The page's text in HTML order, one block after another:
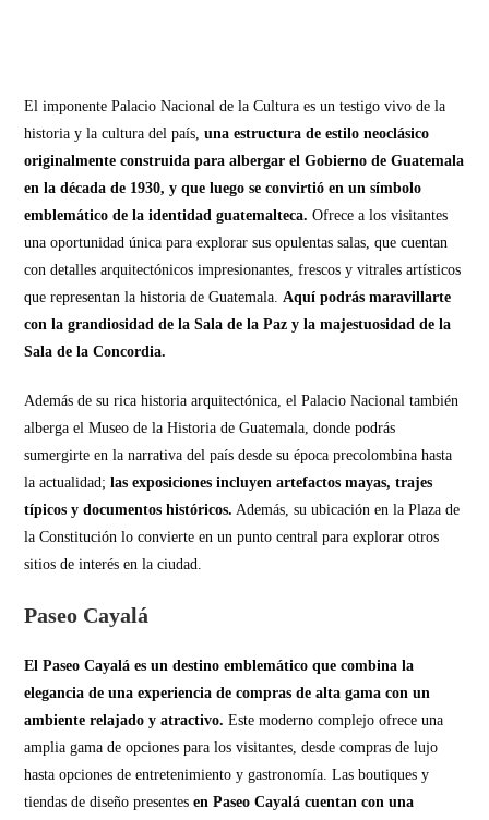
El imponente Palacio Nacional de la Cultura es un testigo vivo de la
historia y la cultura del país,una estructura de estilo neoclásico
originalmente construida para albergar el Gobierno de Guatemala
en la década de 1930, y que luego se convirtió en un símbolo
emblemático de la identidad guatemalteca. Ofrece a los visitantes
una oportunidad única para explorar sus opulentas salas, que cuentan
con detalles arquitectónicos impresionantes, frescos y vitrales artísticos
que representan la historia de Guatemala.Aquí podrás maravillarte
con la grandiosidad de la Sala de la Paz y la majestuosidad de la
Sala de la Concordia.
Además de su rica historia arquitectónica, el Palacio Nacional también
alberga el Museo de la Historia de Guatemala, donde podrás
sumergirte en la narrativa del país desde su época precolombina hasta
la actualidad;las exposiciones incluyen artefactos mayas, trajes
típicos y documentos históricos. Además, su ubicación en la Plaza de
la Constitución lo convierte en un punto central para explorar otros
sitios de interés en la ciudad.
Paseo Cayalá
El Paseo Cayalá es un destino emblemático que combina la
elegancia de una experiencia de compras de alta gama con un
ambiente relajado y atractivo.Este moderno complejo ofrece una
amplia gama de opciones para los visitantes, desde compras de lujo
hasta opciones de entretenimiento y gastronomía. Las boutiques y
tiendas de diseño presentesen Paseo Cayalá cuentan con una